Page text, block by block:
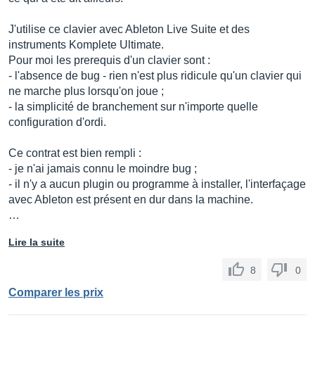
J'utilise ce clavier avec Ableton Live Suite et des
instruments Komplete Ultimate.
Pour moi les prerequis d'un clavier sont :
- l'absence de bug - rien n'est plus ridicule qu'un clavier qui
ne marche plus lorsqu'on joue ;
- la simplicité de branchement sur n'importe quelle
configuration d'ordi.
Ce contrat est bien rempli :
- je n'ai jamais connu le moindre bug ;
- il n'y a aucun plugin ou programme à installer, l'interfaçage
avec Ableton est présent en dur dans la machine.
…
Lire la suite
8 0
Comparer les prix